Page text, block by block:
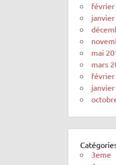
février
mai
mars
février
3eme